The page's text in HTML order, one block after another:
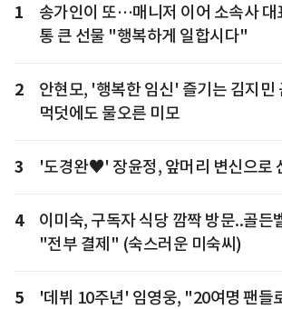
1
송가인이 또…매니저 이어 소속사 대
통 큰 선물 "행복하게 일합시다"
2
안현모, '행복한 임신' 즐기는 김지민
먹덧에도 물오른 미모
3 '도경완♥' 장윤정, 앞머리 변신으로
4
이미숙, 구독자 식당 깜짝 방문..골든
"전부 결제" (숙스러운 미숙씨)
5
'데뷔 10주년' 임영웅, "20여명 팬들